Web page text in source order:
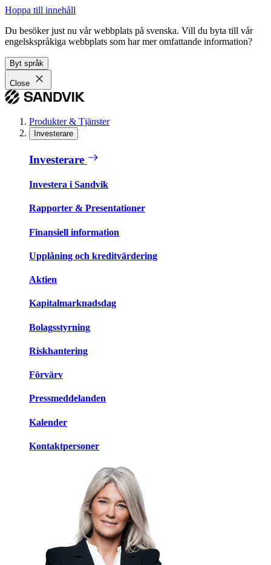
Hoppa till innehåll
Du besöker just nu vår webbplats på svenska. Vill du byta till vår
engelskspråkiga webbplats som har mer omfattande information?
Byt språk
Close
Produkter & Tjänster
Investerare
Investerare
Investera i Sandvik
Rapporter & Presentationer
Finansiell information
Upplåning och kreditvärdering
Aktien
Kapitalmarknadsdag
Bolagsstyrning
Riskhantering
Förvärv
Pressmeddelanden
Kalender
Kontaktpersoner